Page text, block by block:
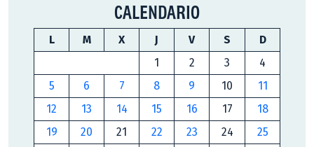
CALENDARIO
L M X J V S
D
1
2 3
4
5
6 7 8 9 10
11
12
13 14 15 16 17
18
19
20 21 22 23 24
25